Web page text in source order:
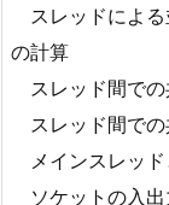
スレッドによる
の計算
スレッド間での
スレッド間での
メインスレッド
ソケットの入出